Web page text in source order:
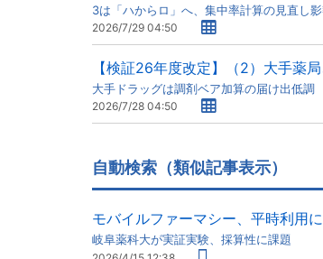
3は「ハからロ」へ、集中率計算の見直し
2026/7/29 04:50
【検証26年度改定】（2）大手薬
大手ドラッグは調剤ベア加算の届け出低調
2026/7/28 04:50
自動検索（類似記事表示）
モバイルファーマシー、平時利用
岐阜薬科大が実証実験、採算性に課題